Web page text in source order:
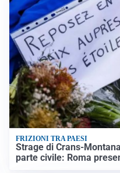
FRIZIONI TRA PAESI
Strage di Crans-
parte civile: Roma